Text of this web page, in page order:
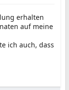
erhalten
auf meine
ich auch, dass